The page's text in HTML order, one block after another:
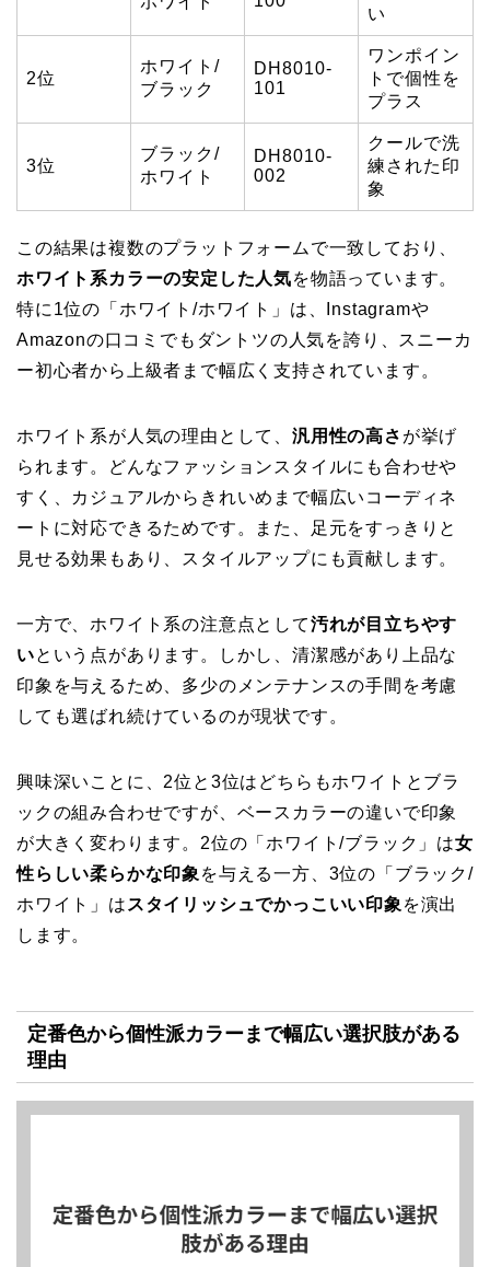
い
2位
ホワイト/
ブラック
DH8010-
101
ワンポイン
トで個性を
プラス
3位
ブラック/
ホワイト
DH8010-
002
クールで洗
練された印
象
この結果は複数のプラットフォームで一致しており、
ホワイト系カラーの安定した人気を物語っています。
特に1位の「ホワイト/ホワイト」は、Instagramや
Amazonの口コミでもダントツの人気を誇り、スニーカ
ー初心者から上級者まで幅広く支持されています。
ホワイト系が人気の理由として、 汎用性の高さ が挙げ
られます。どんなファッションスタイルにも合わせや
すく、カジュアルからきれいめまで幅広いコーディネ
ートに対応できるためです。また、足元をすっきりと
見せる効果もあり、スタイルアップにも貢献します。
一方で、ホワイト系の注意点として汚れが目立ちやす
いという点があります。しかし、清潔感があり上品な
印象を与えるため、多少のメンテナンスの手間を考慮
しても選ばれ続けているのが現状です。
興味深いことに、2位と3位はどちらもホワイトとブラ
ックの組み合わせですが、ベースカラーの違いで印象
が大きく変わります。2位の「ホワイト/ブラック」は女
性らしい柔らかな印象 を与える一方、3位の「ブラック/
ホワイト」は スタイリッシュでかっこいい印象 を演出
します。
定番色から個性派カラーまで幅広い選択肢がある
理由